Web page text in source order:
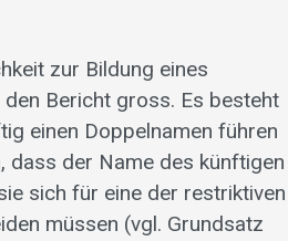
zur Bildung eines
Bericht gross. Es besteht
einen Doppelnamen führen
dass der Name des künftigen
sich für eine der restriktiven
müssen (vgl. Grundsatz